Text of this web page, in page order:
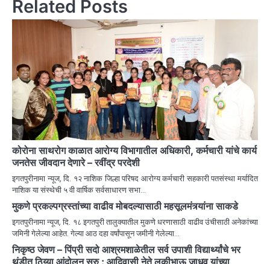
Related Posts
कोरोना साथरोग काळात आरोग्य विभागातील अधिकारी, कर्मचारी यांचे कार्य
जनतेस जीवदान देणारे – रवींद्र परदेशी
इगतपुरीनामा न्यूज, दि. १२ नाशिक जिल्हा परिषद आरोग्य कर्मचारी सहकारी पतसंस्था मर्यादित
नाशिक या संस्थेची ५ वी वार्षिक सर्वसाधारण सभा…
मुकणे प्रकल्पग्रस्तांच्या वाढीव मोबदल्यासाठी महसूलमंत्र्यांना साकडे
इगतपुरीनामा न्यूज, दि. १८ इगतपुरी तालुक्यातील मुकणे धरणासाठी वाढीव उंचीसाठी अनेकांच्या
जमिनी गेलेल्या आहेत. गेल्या आठ दहा वर्षांपासून जमीनी गेलेल्या…
निकृष्ठ जेवण – पिंप्री सदो आश्रमशाळेतील सर्व उपाशी विद्यार्थ्यांचे भर